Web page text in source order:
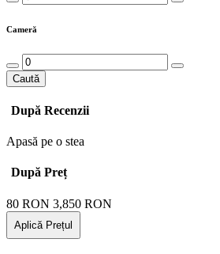
Cameră
Caută
După Recenzii
Apasă pe o stea
După Preț
80 RON 3,850 RON
Aplică Prețul